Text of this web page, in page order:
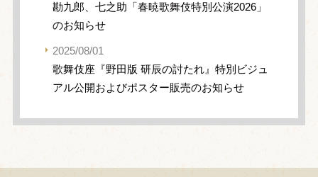
勘九郎、七之助「春暁歌舞伎特別公演2026」
のお知らせ
2025/08/01
歌舞伎座『野田版 研辰の討たれ』特別ビジュ
アル公開およびポスター販売のお知らせ